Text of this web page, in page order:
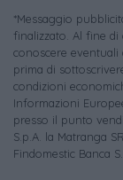
*Messaggio
finalizzato. Al fine
conoscere eventuali
prima di
condizioni
Informazioni
presso il punto
S.p.A. la Matranga
Findomestic Banca